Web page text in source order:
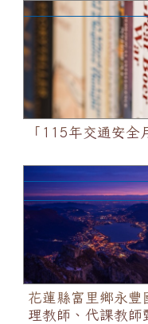
「115年交通安全月」
「115年交通安全
花蓮縣富里鄉永豐國
師、代課教師甄選簡
花蓮縣富里鄉永
理教師、代課教師